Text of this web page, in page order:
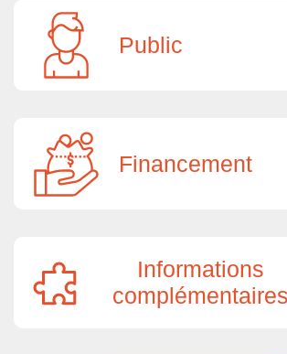
Public
Financement
Informations
complémentaires